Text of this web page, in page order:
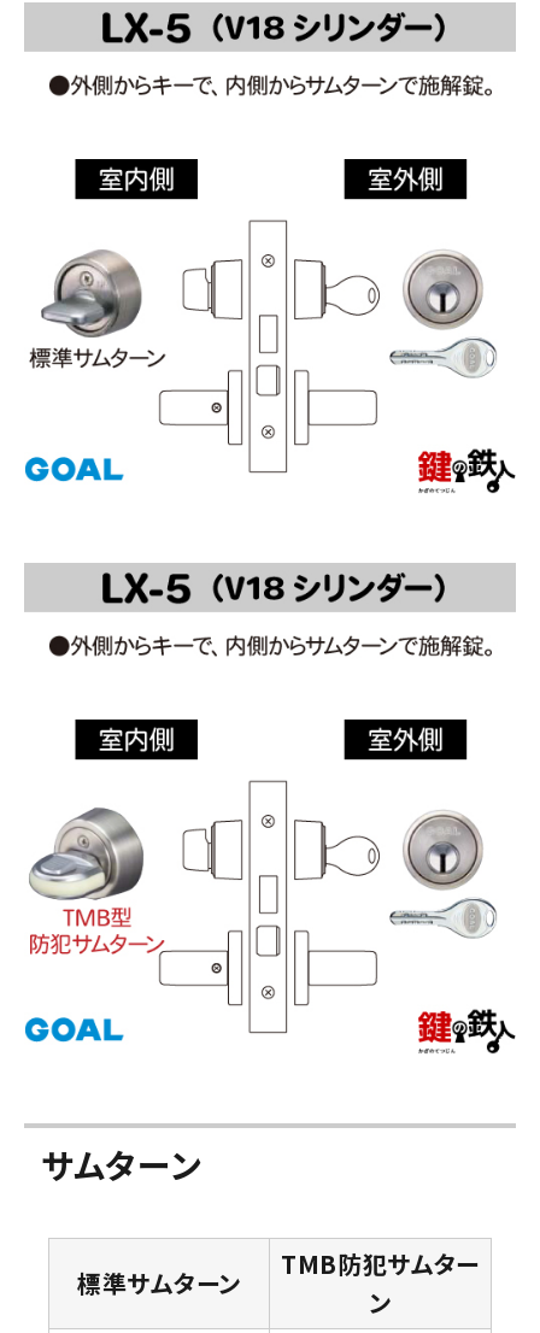
サムターン
標準サムターン
TMB防犯サムター
ン